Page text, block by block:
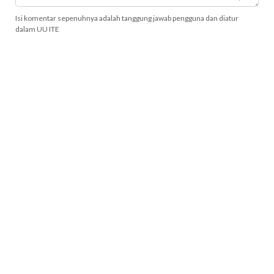
Isi komentar sepenuhnya adalah tanggung jawab pengguna dan diatur
dalam UU ITE